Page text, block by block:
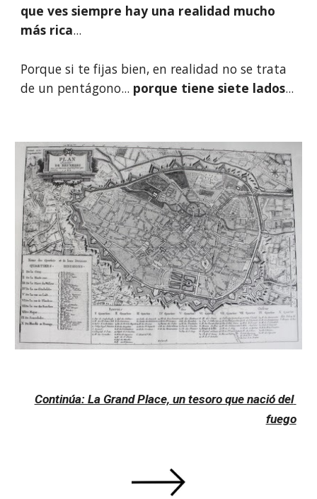
que ves siempre hay una realidad mucho
más rica...
Porque si te fijas bien, en realidad no se trata
de un pentágono... porque tiene siete lados...
Continúa: La Grand Place, un tesoro que nació del
fuego